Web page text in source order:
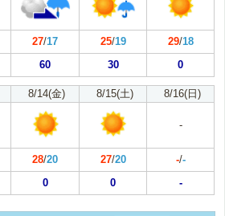
27/17 25/19 29/18
60 30 0
8/14(金) 8/15(土) 8/16(日)
-
28/20 27/20 -/-
0 0 -